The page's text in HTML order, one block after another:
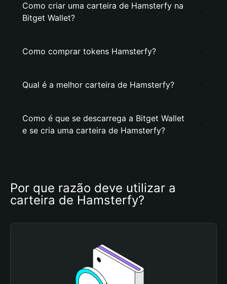
Como criar uma carteira de Hamsterfy na
Bitget Wallet?
Como comprar tokens Hamsterfy?
Qual é a melhor carteira de Hamsterfy?
Como é que se descarrega a Bitget Wallet
e se cria uma carteira de Hamsterfy?
Por que razão deve utilizar a
carteira de Hamsterfy?